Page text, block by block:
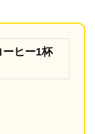
ーヒー1杯